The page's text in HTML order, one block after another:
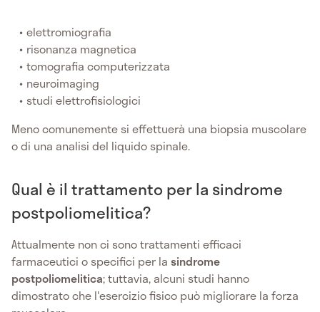
elettromiografia
risonanza magnetica
tomografia computerizzata
neuroimaging
studi elettrofisiologici
Meno comunemente si effettuerà una biopsia muscolare
o di una analisi del liquido spinale.
Qual è il trattamento per la sindrome
postpoliomelitica?
Attualmente non ci sono trattamenti efficaci
farmaceutici o specifici per la sindrome
postpoliomelitica; tuttavia, alcuni studi hanno
dimostrato che l'esercizio fisico può migliorare la forza